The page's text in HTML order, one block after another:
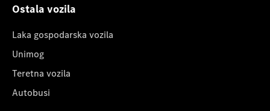
Ostala vozila
Laka gospodarska vozila
Unimog
Teretna vozila
Autobusi